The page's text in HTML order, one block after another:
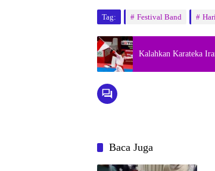
Tag: Festival Band
Kalahkan Karateka
Baca Juga